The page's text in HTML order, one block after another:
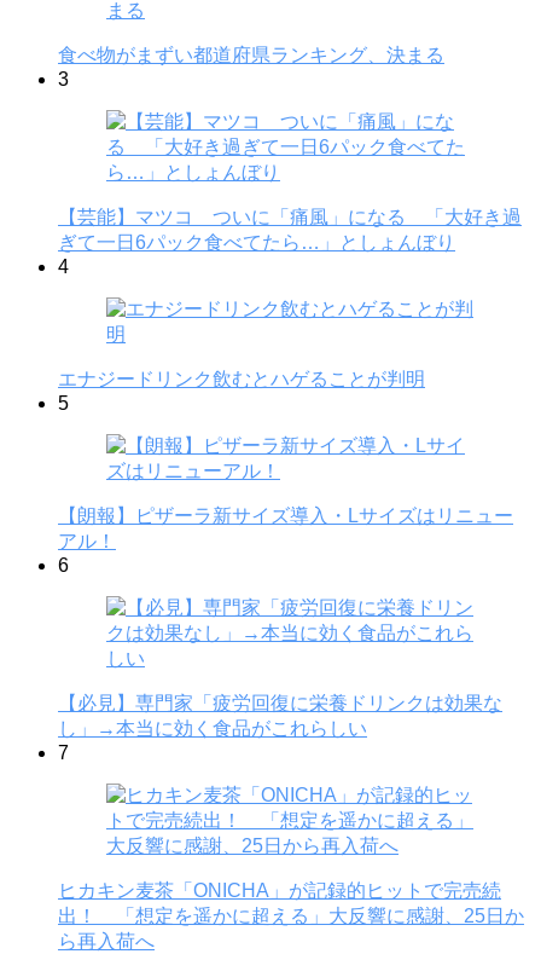
食べ物がまずい都道府県ランキング、決まる
3
【芸能】マツコ ついに「痛風」になる 「大好き過
ぎて一日6パック食べてたら…」としょんぼり
4
エナジードリンク飲むとハゲることが判明
5
【朗報】ピザーラ新サイズ導入・Lサイズはリニュー
アル！
6
【必見】専門家「疲労回復に栄養ドリンクは効果な
し」→本当に効く食品がこれらしい
7
ヒカキン麦茶「ONICHA」が記録的ヒットで完売続
出！ 「想定を遥かに超える」大反響に感謝、25日か
ら再入荷へ